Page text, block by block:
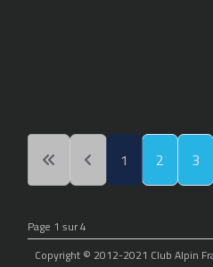
1 2 3
Page 1 sur 4
Copyright © 2012-2021 Club Alpin